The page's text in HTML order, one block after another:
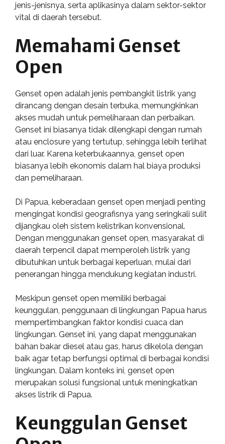
jenis-jenisnya, serta aplikasinya dalam sektor-sektor
vital di daerah tersebut.
Memahami Genset
Open
Genset open adalah jenis pembangkit listrik yang
dirancang dengan desain terbuka, memungkinkan
akses mudah untuk pemeliharaan dan perbaikan.
Genset ini biasanya tidak dilengkapi dengan rumah
atau enclosure yang tertutup, sehingga lebih terlihat
dari luar. Karena keterbukaannya, genset open
biasanya lebih ekonomis dalam hal biaya produksi
dan pemeliharaan.
Di Papua, keberadaan genset open menjadi penting
mengingat kondisi geografisnya yang seringkali sulit
dijangkau oleh sistem kelistrikan konvensional.
Dengan menggunakan genset open, masyarakat di
daerah terpencil dapat memperoleh listrik yang
dibutuhkan untuk berbagai keperluan, mulai dari
penerangan hingga mendukung kegiatan industri.
Meskipun genset open memiliki berbagai
keunggulan, penggunaan di lingkungan Papua harus
mempertimbangkan faktor kondisi cuaca dan
lingkungan. Genset ini, yang dapat menggunakan
bahan bakar diesel atau gas, harus dikelola dengan
baik agar tetap berfungsi optimal di berbagai kondisi
lingkungan. Dalam konteks ini, genset open
merupakan solusi fungsional untuk meningkatkan
akses listrik di Papua.
Keunggulan Genset